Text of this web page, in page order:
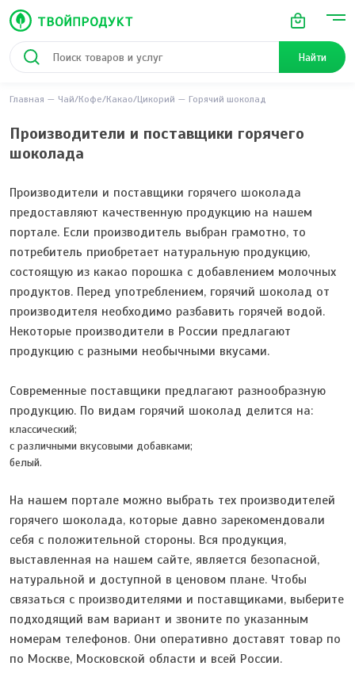
Найти
Главная Чай/Кофе/Какао/Цикорий Горячий шоколад
Производители и поставщики горячего
шоколада
Производители и поставщики горячего шоколада
предоставляют качественную продукцию на нашем
портале. Если производитель выбран грамотно, то
потребитель приобретает натуральную продукцию,
состоящую из какао порошка с добавлением молочных
продуктов. Перед употреблением, горячий шоколад от
производителя необходимо разбавить горячей водой.
Некоторые производители в России предлагают
продукцию с разными необычными вкусами.
Современные поставщики предлагают разнообразную
продукцию. По видам горячий шоколад делится на:
классический;
с различными вкусовыми добавками;
белый.
На нашем портале можно выбрать тех производителей
горячего шоколада, которые давно зарекомендовали
себя с положительной стороны. Вся продукция,
выставленная на нашем сайте, является безопасной,
натуральной и доступной в ценовом плане. Чтобы
связаться с производителями и поставщиками, выберите
подходящий вам вариант и звоните по указанным
номерам телефонов. Они оперативно доставят товар по
по Москве, Московской области и всей России.